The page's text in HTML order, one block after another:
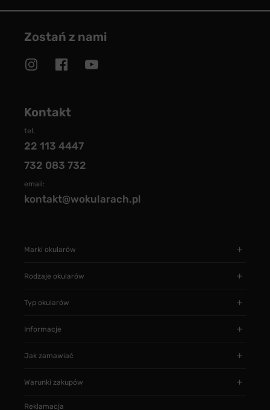
Zostań z nami
Kontakt
tel.
22 113 4447
732 083 732
email:
kontakt@wokularach.pl
Marki okularów
Rodzaje okularów
Typ okularów
Informacje
Jak zamawiać
Warunki zakupów
Reklamacja